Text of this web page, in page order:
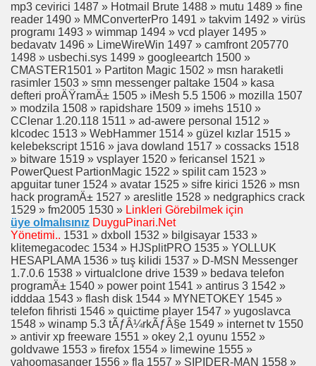
mp3 cevirici 1487 » Hotmail Brute 1488 » mutu 1489 » fine
reader 1490 » MMConverterPro 1491 » takvim 1492 » virüs
programı 1493 » wimmap 1494 » vcd player 1495 »
bedavatv 1496 » LimeWireWin 1497 » camfront 205770
1498 » usbechi.sys 1499 » googleeartch 1500 »
CMASTER1501 » Partiton Magic 1502 » msn haraketli
rasimler 1503 » smn messenger paltake 1504 » kasa
defteri proÄŸramÄ± 1505 » iMesh 5.5 1506 » mozilla 1507
» modzila 1508 » rapidshare 1509 » imehs 1510 »
CClenar 1.20.118 1511 » ad-awere personal 1512 »
klcodec 1513 » WebHammer 1514 » güzel kızlar 1515 »
kelebekscript 1516 » java dowland 1517 » cossacks 1518
» bitware 1519 » vsplayer 1520 » fericansel 1521 »
PowerQuest PartionMagic 1522 » spilit cam 1523 »
apguitar tuner 1524 » avatar 1525 » sifre kirici 1526 » msn
hack programÄ± 1527 » areslitle 1528 » nedgraphics crack
1529 » fm2005 1530 » Linkleri Görebilmek için
üye olmalısınız DuyguPinari.Net
Yönetimi.. 1531 » dxboll 1532 » bilgisayar 1533 »
klitemegacodec 1534 » HJSplitPRO 1535 » YOLLUK
HESAPLAMA 1536 » tuş kilidi 1537 » D-MSN Messenger
1.7.0.6 1538 » virtualclone drive 1539 » bedava telefon
programÄ± 1540 » power point 1541 » antirus 3 1542 »
idddaa 1543 » flash disk 1544 » MYNETOKEY 1545 »
telefon fihristi 1546 » quictime player 1547 » yugoslavca
1548 » winamp 5.3 tÃƒÂ¼rkÃƒÂ§e 1549 » internet tv 1550
» antivir xp freeware 1551 » okey 2,1 oyunu 1552 »
goldvawe 1553 » firefox 1554 » limewine 1555 »
yahoomasanger 1556 » fla 1557 » SIPIDER-MAN 1558 »
İZLE,FULL İZLE
OYUNU